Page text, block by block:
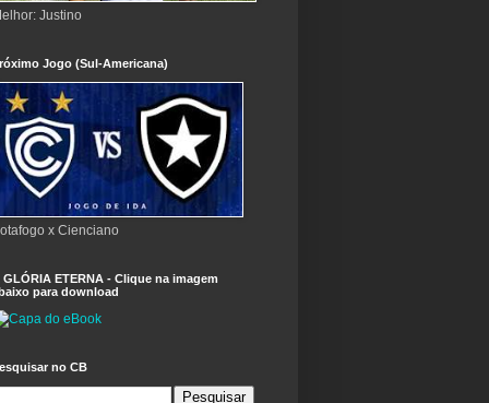
Justino
Jogo (Sul-Americana)
x Cienciano
GLÓRIA ETERNA - Clique na imagem
para download
no CB